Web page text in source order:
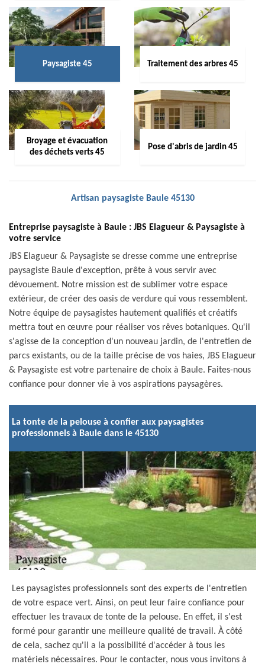
Paysagiste 45 Traitement des arbres 45
Broyage et évacuation
des déchets verts 45
Pose d'abris de jardin 45
Artisan paysagiste Baule 45130
Entreprise paysagiste à Baule : JBS Elagueur & Paysagiste à
votre service
JBS Elagueur & Paysagiste se dresse comme une entreprise
paysagiste Baule d'exception, prête à vous servir avec
dévouement. Notre mission est de sublimer votre espace
extérieur, de créer des oasis de verdure qui vous ressemblent.
Notre équipe de paysagistes hautement qualifiés et créatifs
mettra tout en œuvre pour réaliser vos rêves botaniques. Qu'il
s'agisse de la conception d'un nouveau jardin, de l'entretien de
parcs existants, ou de la taille précise de vos haies, JBS Elagueur
& Paysagiste est votre partenaire de choix à Baule. Faites-nous
confiance pour donner vie à vos aspirations paysagères.
La tonte de la pelouse à confier aux paysagistes
professionnels à Baule dans le 45130
Les paysagistes professionnels sont des experts de l'entretien
de votre espace vert. Ainsi, on peut leur faire confiance pour
effectuer les travaux de tonte de la pelouse. En effet, il s'est
formé pour garantir une meilleure qualité de travail. À côté
de cela, sachez qu'il a la possibilité d'accéder à tous les
matériels nécessaires. Pour le contacter, nous vous invitons à